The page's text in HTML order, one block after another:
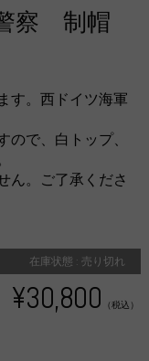
察 制帽
す。西ドイツ海軍
で、白トップ、
ん。ご了承くださ
在庫状態 : 売り切れ
¥30,800 （税込）